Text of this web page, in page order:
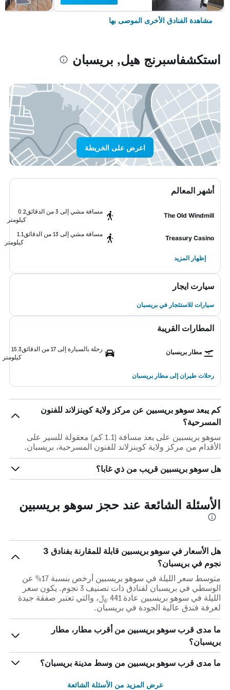
مشاهدة الفنادق الأخرى الموصى بها
استكشفاسبرنج هيل, بريسبان
اعرض على الخريطة
أشهر المعالم
The Old Windmill
مسافة مشي إلى 3 من الدقائق
0.2
كيلومتر
Treasury Casino
مسافة مشي إلى 13 من الدقائق
1.1
كيلومتر
إظهار المزيد
سيارت ايجار
سيارات للاستئجار في بريسبان
المطارات القريبة
مطار بريسبان رحلة بالسيارة إلى 17 من الدقائق
15.3
كيلومتر
رحلات طيران إلى مطار بريسبان
كم يبعد سوهو بريسبين عن مركز ولاية كوينزلاند للفنون
المسرحية؟
سوهو بريسبين على بعد مسافة (1.1 كم) معقولة للسير على
الأقدام من مركز ولاية كوينزلاند للفنون المسرحية، بريسبان.
هل سوهو بريسبين قريب من ذي غابا؟
الأسئلة الشائعة عند حجز سوهو بريسبين
هل الأسعار في سوهو بريسبين قابلة للمقارنة بفنادق 3
نجوم في بريسبان؟
متوسط سعر الليلة في سوهو بريسبين أرخص بنسبة 17% عن
الوسطي في بريسبان لفنادق ذات تصنيف 3 نجوم. يكون سعر
الليلة في سوهو بريسبين عادة 441 ﷼، والتي تعتبر صفقة جيدة
لغرفة فندق عالية الجودة في بريسبان.
ما مدى قرب سوهو بريسبين من أقرب مطار، مطار
بريسبان؟
ما مدى قرب سوهو بريسبين من وسط مدينة بريسبان؟
عرض المزيد من الأسئلة الشائعة